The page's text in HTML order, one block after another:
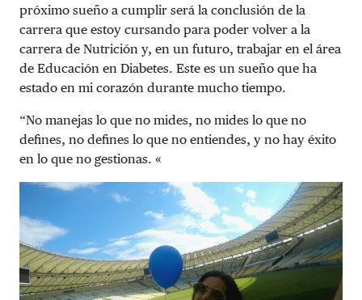
próximo sueño a cumplir será la conclusión de la
carrera que estoy cursando para poder volver a la
carrera de Nutrición y, en un futuro, trabajar en el área
de Educación en Diabetes. Este es un sueño que ha
estado en mi corazón durante mucho tiempo.
“No manejas lo que no mides, no mides lo que no
defines, no defines lo que no entiendes, y no hay éxito
en lo que no gestionas. «